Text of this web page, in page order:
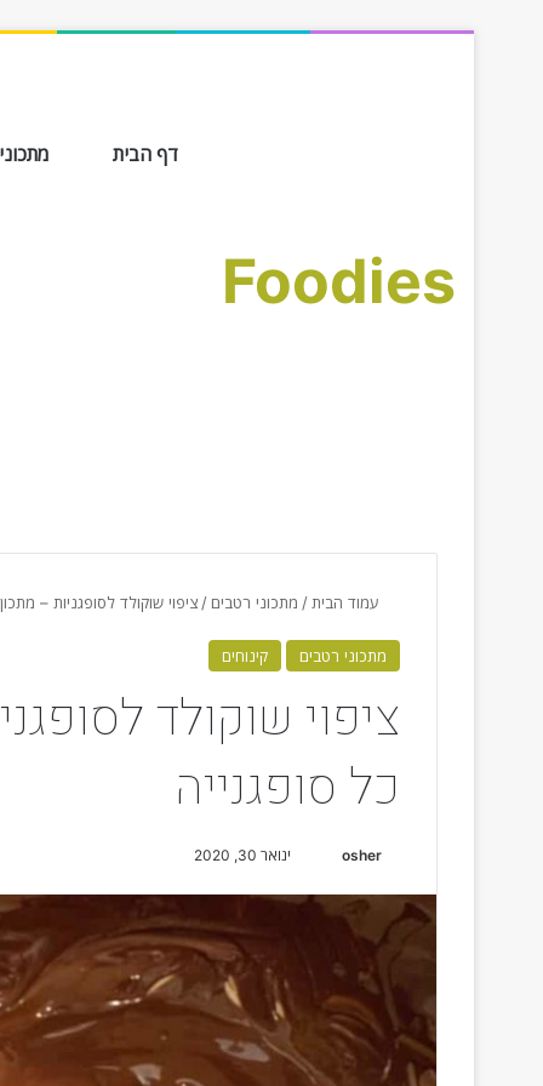
Foodies
דף הבית מתכונים
עמוד הבית / מתכוני רטבים / ציפוי שוקולד לסופגניות –
מתכוני רטבים קינוחים
ציפוי שוקולד
כל סופגנייה
osher ינואר 30, 2020